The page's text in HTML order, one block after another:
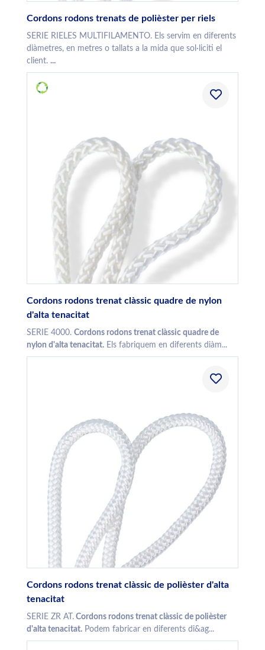
Cordons rodons trenats de polièster per riels
SERIE RIELES MULTIFILAMENTO. Els servim en diferents
diàmetres, en metres o tallats a la mida que sol·liciti el
client. ...
Cordons rodons trenat clàssic quadre de nylon
d'alta tenacitat
SERIE 4000. Cordons rodons trenat clàssic quadre de
nylon d'alta tenacitat. Els fabriquem en diferents diàm...
Cordons rodons trenat clàssic de polièster d'alta
tenacitat
SERIE ZR AT. Cordons rodons trenat clàssic de polièster
d'alta tenacitat. Podem fabricar en diferents di&ag...